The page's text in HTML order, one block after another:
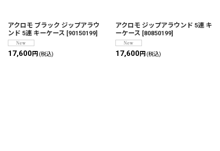
アクロモ ブラック ジップアラウ
ンド 5連 キーケース [90150199]
17,600円 (税込)
アクロモ ジップアラウンド 5連 キ
ーケース [80850199]
17,600円 (税込)